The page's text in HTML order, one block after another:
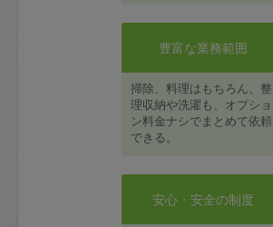
豊富な業務範囲
掃除、料理はもちろん、整
理収納や洗濯も、オプショ
ン料金ナシでまとめて依頼
できる。
安心・安全の制度